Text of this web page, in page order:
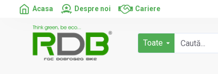
Acasa Despre noi Cariere
Toate